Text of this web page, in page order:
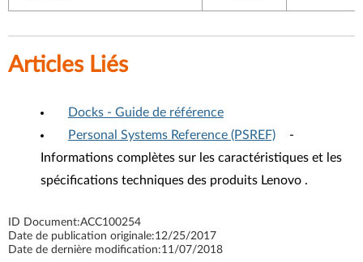
Articles Liés
Docks - Guide de référence
Personal Systems Reference (PSREF)
-
Informations complètes sur les caractéristiques et les
spécifications techniques des produits Lenovo .
ID Document:ACC100254
Date de publication originale:12/25/2017
Date de dernière modification:11/07/2018